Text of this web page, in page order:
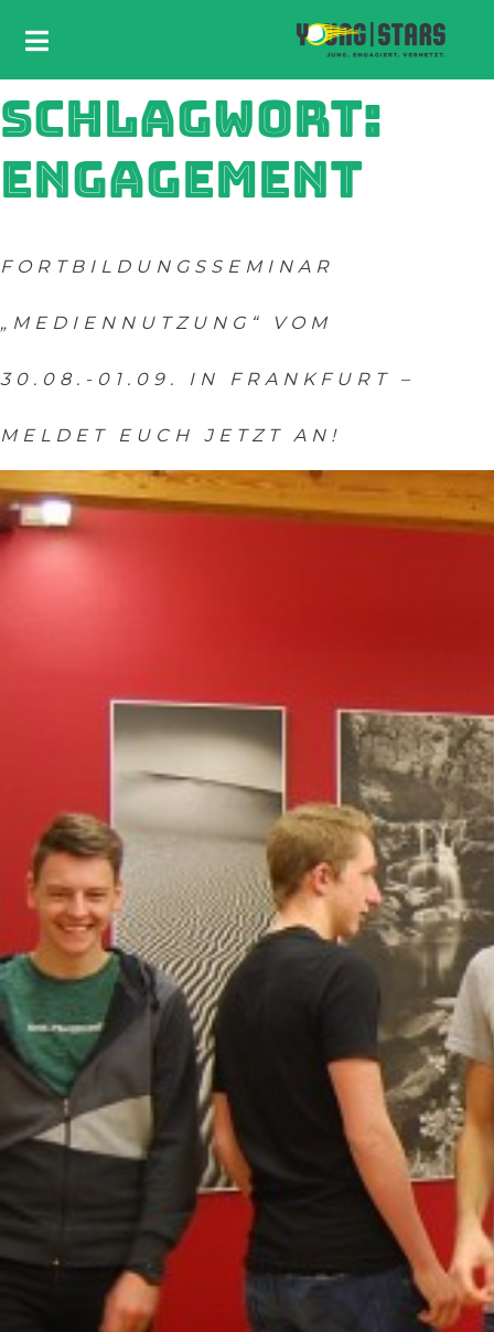
SCHLAGWORT:
ENGAGEMENT
FORTBILDUNGSSEMINAR
„MEDIENNUTZUNG“ VOM
30.08.-01.09. IN FRANKFURT –
MELDET EUCH JETZT AN!